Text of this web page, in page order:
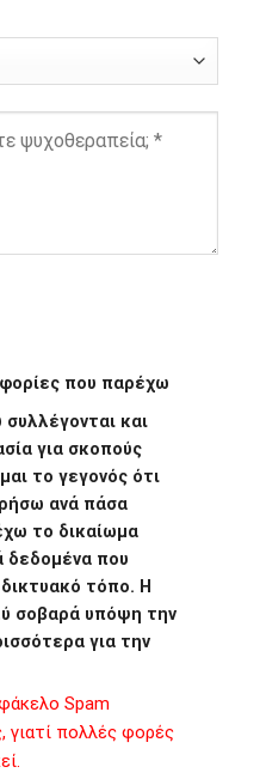
που παρέχω
και
για σκοπούς
το γεγονός ότι
ανά πάσα
το δικαίωμα
δεδομένα που
τόπο. Η
σοβαρά υπόψη την
για την
Spam
γιατί πολλές φορές